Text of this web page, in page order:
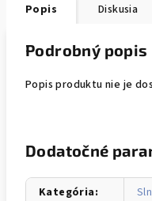
Popis Diskusia
Podrobný popis
Popis produktu nie je
Dodatočné
Kategória: